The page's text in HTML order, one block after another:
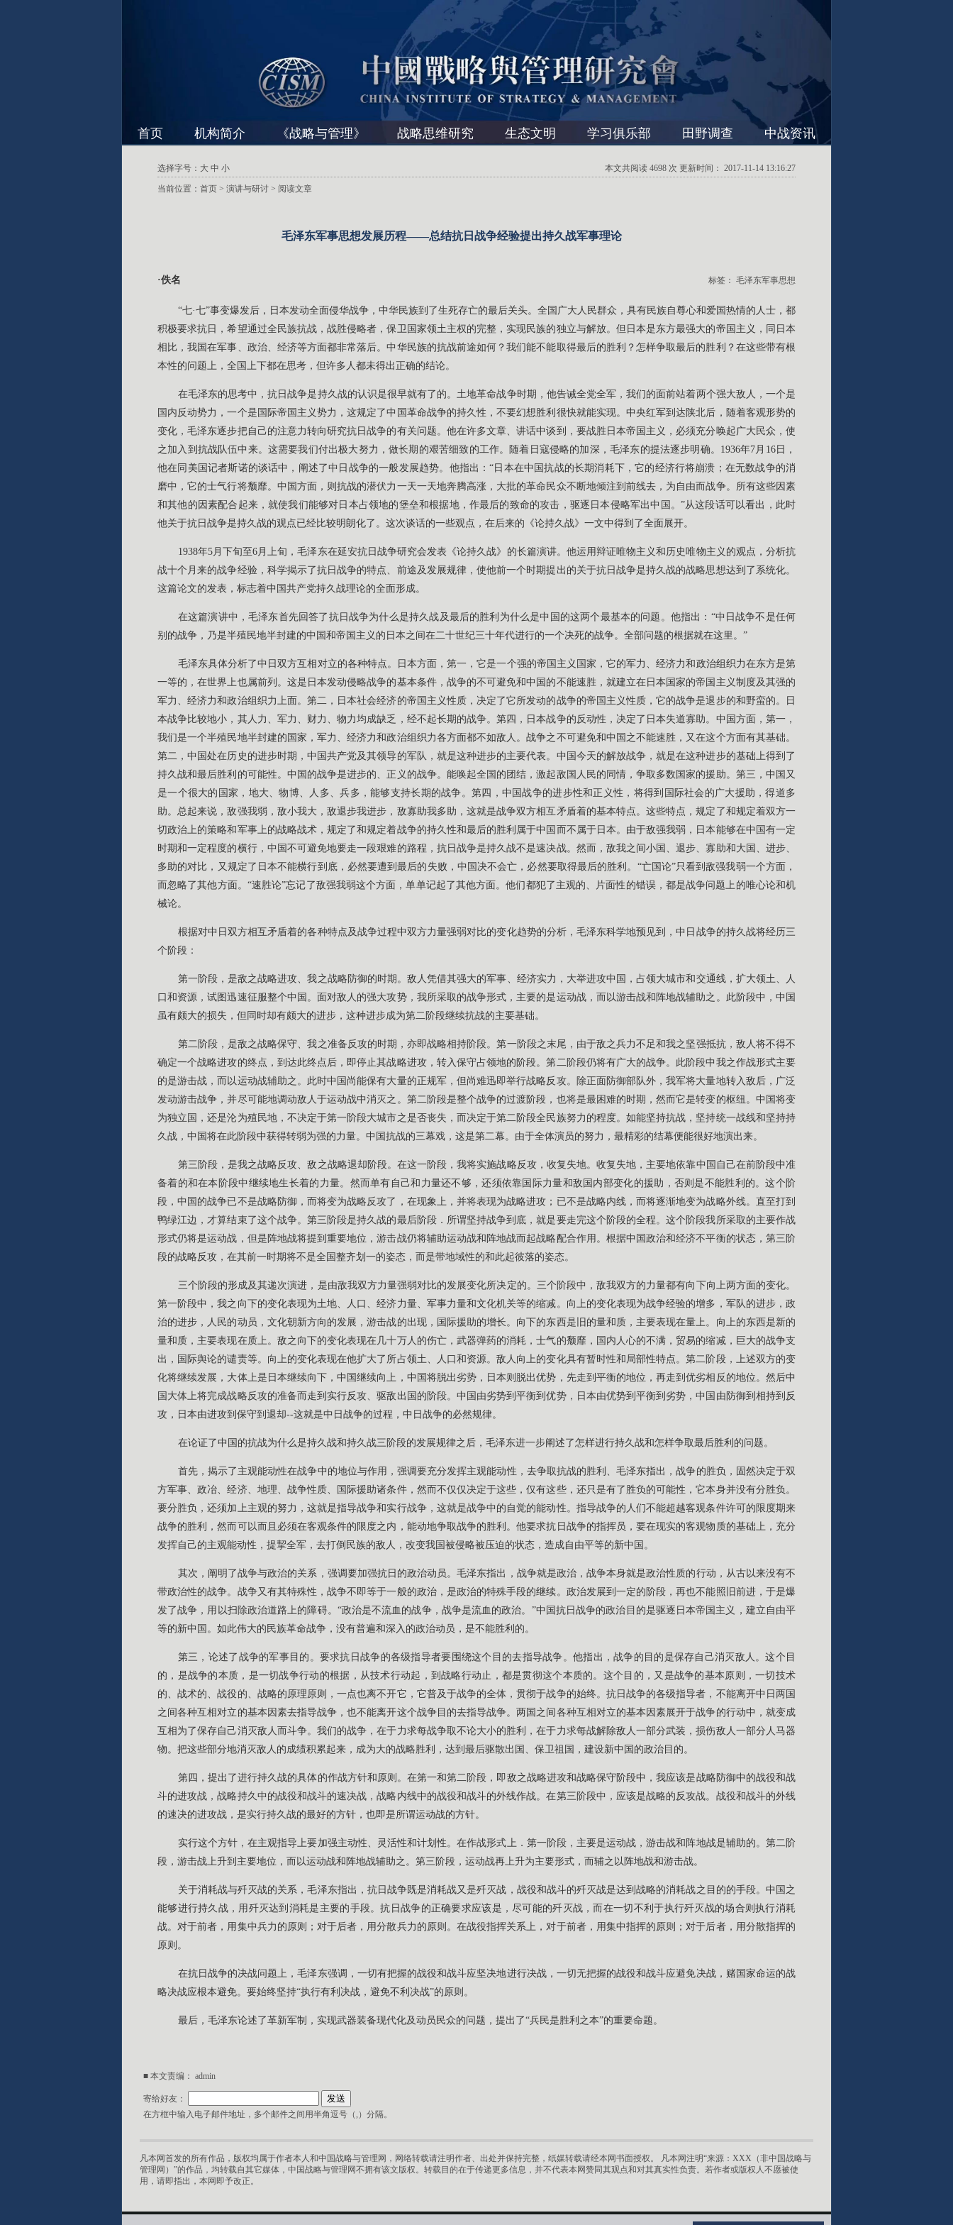
首页 机构简介 《战略与管理》 战略思维研究 生态文明 学习俱乐部 田野调查 中战资讯
选择字号： 大 中 小 本文共阅读 4698 次 更新时间： 2017-11-14 13:16:27
当前位置： 首页 > 演讲与研讨 > 阅读文章
毛泽东军事思想发展历程——总结抗日战争经验提出持久战军事理论
·佚名 标签： 毛泽东军事思想
“七·七”事变爆发后，日本发动全面侵华战争，中华民族到了生死存亡的最后关头。全国广大人民群众，具有民族自尊心和爱国热情的人士，都
积极要求抗日，希望通过全民族抗战，战胜侵略者，保卫国家领土主权的完整，实现民族的独立与解放。但日本是东方最强大的帝国主义，同日本
相比，我国在军事、政治、经济等方面都非常落后。中华民族的抗战前途如何？我们能不能取得最后的胜利？怎样争取最后的胜利？在这些带有根
本性的问题上，全国上下都在思考，但许多人都未得出正确的结论。
在毛泽东的思考中，抗日战争是持久战的认识是很早就有了的。土地革命战争时期，他告诫全党全军，我们的面前站着两个强大敌人，一个是
国内反动势力，一个是国际帝国主义势力，这规定了中国革命战争的持久性，不要幻想胜利很快就能实现。中央红军到达陕北后，随着客观形势的
变化，毛泽东逐步把自己的注意力转向研究抗日战争的有关问题。他在许多文章、讲话中谈到，要战胜日本帝国主义，必须充分唤起广大民众，使
之加入到抗战队伍中来。这需要我们付出极大努力，做长期的艰苦细致的工作。随着日寇侵略的加深，毛泽东的提法逐步明确。1936年7月16日，
他在同美国记者斯诺的谈话中，阐述了中日战争的一般发展趋势。他指出：“日本在中国抗战的长期消耗下，它的经济行将崩溃；在无数战争的消
磨中，它的士气行将颓靡。中国方面，则抗战的潜伏力一天一天地奔腾高涨，大批的革命民众不断地倾注到前线去，为自由而战争。所有这些因素
和其他的因素配合起来，就使我们能够对日本占领地的堡垒和根据地，作最后的致命的攻击，驱逐日本侵略军出中国。”从这段话可以看出，此时
他关于抗日战争是持久战的观点已经比较明朗化了。这次谈话的一些观点，在后来的《论持久战》一文中得到了全面展开。
1938年5月下旬至6月上旬，毛泽东在延安抗日战争研究会发表《论持久战》的长篇演讲。他运用辩证唯物主义和历史唯物主义的观点，分析抗
战十个月来的战争经验，科学揭示了抗日战争的特点、前途及发展规律，使他前一个时期提出的关于抗日战争是持久战的战略思想达到了系统化。
这篇论文的发表，标志着中国共产党持久战理论的全面形成。
在这篇演讲中，毛泽东首先回答了抗日战争为什么是持久战及最后的胜利为什么是中国的这两个最基本的问题。他指出：“中日战争不是任何
别的战争，乃是半殖民地半封建的中国和帝国主义的日本之间在二十世纪三十年代进行的一个决死的战争。全部问题的根据就在这里。”
毛泽东具体分析了中日双方互相对立的各种特点。日本方面，第一，它是一个强的帝国主义国家，它的军力、经济力和政治组织力在东方是第
一等的，在世界上也属前列。这是日本发动侵略战争的基本条件，战争的不可避免和中国的不能速胜，就建立在日本国家的帝国主义制度及其强的
军力、经济力和政治组织力上面。第二，日本社会经济的帝国主义性质，决定了它所发动的战争的帝国主义性质，它的战争是退步的和野蛮的。日
本战争比较地小，其人力、军力、财力、物力均成缺乏，经不起长期的战争。第四，日本战争的反动性，决定了日本失道寡助。中国方面，第一，
我们是一个半殖民地半封建的国家，军力、经济力和政治组织力各方面都不如敌人。战争之不可避免和中国之不能速胜，又在这个方面有其基础。
第二，中国处在历史的进步时期，中国共产党及其领导的军队，就是这种进步的主要代表。中国今天的解放战争，就是在这种进步的基础上得到了
持久战和最后胜利的可能性。中国的战争是进步的、正义的战争。能唤起全国的团结，激起敌国人民的同情，争取多数国家的援助。第三，中国又
是一个很大的国家，地大、物博、人多、兵多，能够支持长期的战争。第四，中国战争的进步性和正义性，将得到国际社会的广大援助，得道多
助。总起来说，敌强我弱，敌小我大，敌退步我进步，敌寡助我多助，这就是战争双方相互矛盾着的基本特点。这些特点，规定了和规定着双方一
切政治上的策略和军事上的战略战术，规定了和规定着战争的持久性和最后的胜利属于中国而不属于日本。由于敌强我弱，日本能够在中国有一定
时期和一定程度的横行，中国不可避免地要走一段艰难的路程，抗日战争是持久战不是速决战。然而，敌我之间小国、退步、寡助和大国、进步、
多助的对比，又规定了日本不能横行到底，必然要遭到最后的失败，中国决不会亡，必然要取得最后的胜利。“亡国论”只看到敌强我弱一个方面，
而忽略了其他方面。“速胜论”忘记了敌强我弱这个方面，单单记起了其他方面。他们都犯了主观的、片面性的错误，都是战争问题上的唯心论和机
械论。
根据对中日双方相互矛盾着的各种特点及战争过程中双方力量强弱对比的变化趋势的分析，毛泽东科学地预见到，中日战争的持久战将经历三
个阶段：
第一阶段，是敌之战略进攻、我之战略防御的时期。敌人凭借其强大的军事、经济实力，大举进攻中国，占领大城市和交通线，扩大领土、人
口和资源，试图迅速征服整个中国。面对敌人的强大攻势，我所采取的战争形式，主要的是运动战，而以游击战和阵地战辅助之。此阶段中，中国
虽有颇大的损失，但同时却有颇大的进步，这种进步成为第二阶段继续抗战的主要基础。
第二阶段，是敌之战略保守、我之准备反攻的时期，亦即战略相持阶段。第一阶段之末尾，由于敌之兵力不足和我之坚强抵抗，敌人将不得不
确定一个战略进攻的终点，到达此终点后，即停止其战略进攻，转入保守占领地的阶段。第二阶段仍将有广大的战争。此阶段中我之作战形式主要
的是游击战，而以运动战辅助之。此时中国尚能保有大量的正规军，但尚难迅即举行战略反攻。除正面防御部队外，我军将大量地转入敌后，广泛
发动游击战争，并尽可能地调动敌人于运动战中消灭之。第二阶段是整个战争的过渡阶段，也将是最困难的时期，然而它是转变的枢纽。中国将变
为独立国，还是沦为殖民地，不决定于第一阶段大城市之是否丧失，而决定于第二阶段全民族努力的程度。如能坚持抗战，坚持统一战线和坚持持
久战，中国将在此阶段中获得转弱为强的力量。中国抗战的三幕戏，这是第二幕。由于全体演员的努力，最精彩的结幕便能很好地演出来。
第三阶段，是我之战略反攻、敌之战略退却阶段。在这一阶段，我将实施战略反攻，收复失地。收复失地，主要地依靠中国自己在前阶段中准
备着的和在本阶段中继续地生长着的力量。然而单有自己和力量还不够，还须依靠国际力量和敌国内部变化的援助，否则是不能胜利的。这个阶
段，中国的战争已不是战略防御，而将变为战略反攻了，在现象上，并将表现为战略进攻；已不是战略内线，而将逐渐地变为战略外线。直至打到
鸭绿江边，才算结束了这个战争。第三阶段是持久战的最后阶段．所谓坚持战争到底，就是要走完这个阶段的全程。这个阶段我所采取的主要作战
形式仍将是运动战，但是阵地战将提到重要地位，游击战仍将辅助运动战和阵地战而起战略配合作用。根据中国政治和经济不平衡的状态，第三阶
段的战略反攻，在其前一时期将不是全国整齐划一的姿态，而是带地域性的和此起彼落的姿态。
三个阶段的形成及其递次演进，是由敌我双方力量强弱对比的发展变化所决定的。三个阶段中，敌我双方的力量都有向下向上两方面的变化。
第一阶段中，我之向下的变化表现为土地、人口、经济力量、军事力量和文化机关等的缩减。向上的变化表现为战争经验的增多，军队的进步，政
治的进步，人民的动员，文化朝新方向的发展，游击战的出现，国际援助的增长。向下的东西是旧的量和质，主要表现在量上。向上的东西是新的
量和质，主要表现在质上。敌之向下的变化表现在几十万人的伤亡，武器弹药的消耗，士气的颓靡，国内人心的不满，贸易的缩减，巨大的战争支
出，国际舆论的谴责等。向上的变化表现在他扩大了所占领土、人口和资源。敌人向上的变化具有暂时性和局部性特点。第二阶段，上述双方的变
化将继续发展，大体上是日本继续向下，中国继续向上，中国将脱出劣势，日本则脱出优势，先走到平衡的地位，再走到优劣相反的地位。然后中
国大体上将完成战略反攻的准备而走到实行反攻、驱敌出国的阶段。中国由劣势到平衡到优势，日本由优势到平衡到劣势，中国由防御到相持到反
攻，日本由进攻到保守到退却--这就是中日战争的过程，中日战争的必然规律。
在论证了中国的抗战为什么是持久战和持久战三阶段的发展规律之后，毛泽东进一步阐述了怎样进行持久战和怎样争取最后胜利的问题。
首先，揭示了主观能动性在战争中的地位与作用，强调要充分发挥主观能动性，去争取抗战的胜利、毛泽东指出，战争的胜负，固然决定于双
方军事、政冶、经济、地理、战争性质、国际援助诸条件，然而不仅仅决定于这些，仅有这些，还只是有了胜负的可能性，它本身并没有分胜负。
要分胜负，还须加上主观的努力，这就是指导战争和实行战争，这就是战争中的自觉的能动性。指导战争的人们不能超越客观条件许可的限度期来
战争的胜利，然而可以而且必须在客观条件的限度之内，能动地争取战争的胜利。他要求抗日战争的指挥员，要在现实的客观物质的基础上，充分
发挥自己的主观能动性，提挈全军，去打倒民族的敌人，改变我国被侵略被压迫的状态，造成自由平等的新中国。
其次，阐明了战争与政治的关系，强调要加强抗日的政治动员。毛泽东指出，战争就是政治，战争本身就是政治性质的行动，从古以来没有不
带政治性的战争。战争又有其特殊性，战争不即等于一般的政治，是政治的特殊手段的继续。政治发展到一定的阶段，再也不能照旧前进，于是爆
发了战争，用以扫除政治道路上的障碍。“政治是不流血的战争，战争是流血的政治。”中国抗日战争的政治目的是驱逐日本帝国主义，建立自由平
等的新中国。如此伟大的民族革命战争，没有普遍和深入的政治动员，是不能胜利的。
第三，论述了战争的军事目的。要求抗日战争的各级指导者要围绕这个目的去指导战争。他指出，战争的目的是保存自己消灭敌人。这个目
的，是战争的本质，是一切战争行动的根据，从技术行动起，到战略行动止，都是贯彻这个本质的。这个目的，又是战争的基本原则，一切技术
的、战术的、战役的、战略的原理原则，一点也离不开它，它普及于战争的全体，贯彻于战争的始终。抗日战争的各级指导者，不能离开中日两国
之间各种互相对立的基本因素去指导战争，也不能离开这个战争目的去指导战争。两国之间各种互相对立的基本因素展开于战争的行动中，就变成
互相为了保存自己消灭敌人而斗争。我们的战争，在于力求每战争取不论大小的胜利，在于力求每战解除敌人一部分武装，损伤敌人一部分人马器
物。把这些部分地消灭敌人的成绩积累起来，成为大的战略胜利，达到最后驱散出国、保卫祖国，建设新中国的政治目的。
第四，提出了进行持久战的具体的作战方针和原则。在第一和第二阶段，即敌之战略进攻和战略保守阶段中，我应该是战略防御中的战役和战
斗的进攻战，战略持久中的战役和战斗的速决战，战略内线中的战役和战斗的外线作战。在第三阶段中，应该是战略的反攻战。战役和战斗的外线
的速决的进攻战，是实行持久战的最好的方针，也即是所谓运动战的方针。
实行这个方针，在主观指导上要加强主动性、灵活性和计划性。在作战形式上．第一阶段，主要是运动战，游击战和阵地战是辅助的。第二阶
段，游击战上升到主要地位，而以运动战和阵地战辅助之。第三阶段，运动战再上升为主要形式，而辅之以阵地战和游击战。
关于消耗战与歼灭战的关系，毛泽东指出，抗日战争既是消耗战又是歼灭战，战役和战斗的歼灭战是达到战略的消耗战之目的的手段。中国之
能够进行持久战，用歼灭达到消耗是主要的手段。抗日战争的正确要求应该是，尽可能的歼灭战，而在一切不利于执行歼灭战的场合则执行消耗
战。对于前者，用集中兵力的原则；对于后者，用分散兵力的原则。在战役指挥关系上，对于前者，用集中指挥的原则；对于后者，用分散指挥的
原则。
在抗日战争的决战问题上，毛泽东强调，一切有把握的战役和战斗应坚决地进行决战，一切无把握的战役和战斗应避免决战，赌国家命运的战
略决战应根本避免。要始终坚持“执行有利决战，避免不利决战”的原则。
最后，毛泽东论述了革新军制，实现武器装备现代化及动员民众的问题，提出了“兵民是胜利之本”的重要命题。
■ 本文责编： admin
寄给好友：
在方框中输入电子邮件地址，多个邮件之间用半角逗号（,）分隔。
凡本网首发的所有作品，版权均属于作者本人和中国战略与管理网，网络转载请注明作者、出处并保持完整，纸媒转载请经本网书面授权。 凡本网注明“来源：XXX（非中国战略与
管理网）”的作品，均转载自其它媒体，中国战略与管理网不拥有该文版权。转载目的在于传递更多信息，并不代表本网赞同其观点和对其真实性负责。若作者或版权人不愿被使
用，请即指出，本网即予改正。